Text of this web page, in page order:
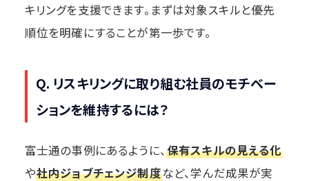
キリングを支援できます。まずは対象スキルと優先
順位を明確にすることが第一歩です。
Q. リスキリングに取り組む社員のモチベー
ションを維持するには？
富士通の事例にあるように、保有スキルの見える化
や社内ジョブチェンジ制度など、学んだ成果が実